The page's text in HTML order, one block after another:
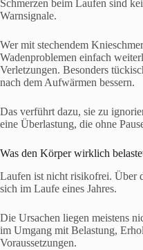
Schmerzen beim Laufen sind
Warnsignale.
Wer mit stechendem
Wadenproblemen einfach
Verletzungen. Besonders
nach dem Aufwärmen bessern.
Das verführt dazu, sie zu
eine Überlastung, die ohne
Was den Körper wirklich
Laufen ist nicht risikofrei. Über
sich im Laufe eines Jahres.
Die Ursachen liegen meistens
im Umgang mit Belastung,
Voraussetzungen.